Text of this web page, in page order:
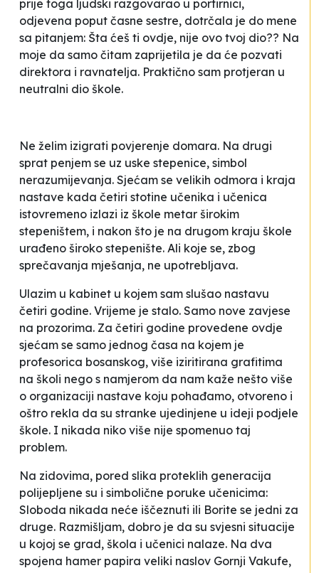
prije toga ljudski razgovarao u portirnici,
odjevena poput časne sestre, dotrčala je do mene
sa pitanjem: Šta ćeš ti ovdje, nije ovo tvoj dio?? Na
moje da samo čitam zaprijetila je da će pozvati
direktora i ravnatelja. Praktično sam protjeran u
neutralni dio škole.
Ne želim izigrati povjerenje domara. Na drugi
sprat penjem se uz uske stepenice, simbol
nerazumijevanja. Sjećam se velikih odmora i kraja
nastave kada četiri stotine učenika i učenica
istovremeno izlazi iz škole metar širokim
stepeništem, i nakon što je na drugom kraju škole
urađeno široko stepenište. Ali koje se, zbog
sprečavanja mješanja, ne upotrebljava.
Ulazim u kabinet u kojem sam slušao nastavu
četiri godine. Vrijeme je stalo. Samo nove zavjese
na prozorima. Za četiri godine provedene ovdje
sjećam se samo jednog časa na kojem je
profesorica bosanskog, više iziritirana grafitima
na školi nego s namjerom da nam kaže nešto više
o organizaciji nastave koju pohađamo, otvoreno i
oštro rekla da su stranke ujedinjene u ideji podjele
škole. I nikada niko više nije spomenuo taj
problem.
Na zidovima, pored slika proteklih generacija
polijepljene su i simbolične poruke učenicima:
Sloboda nikada neće iščeznuti ili Borite se jedni za
druge. Razmišljam, dobro je da su svjesni situacije
u kojoj se grad, škola i učenici nalaze. Na dva
spojena hamer papira veliki naslov Gornji Vakufe,